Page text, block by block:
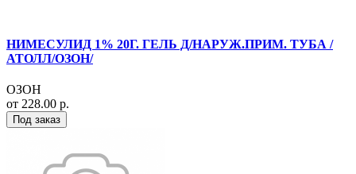
НИМЕСУЛИД 1% 20Г. ГЕЛЬ Д/НАРУЖ.ПРИМ. ТУБА /
АТОЛЛ/ОЗОН/
ОЗОН
от 228.00 р.
Под заказ